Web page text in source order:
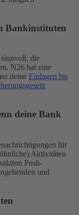
Bankinstituten
die
N26 hat eine
deine Einlagen bis
deine Bank
für
Aktivitäten
Push-
und